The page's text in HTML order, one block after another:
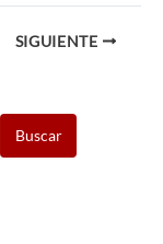
SIGUIENTE
Buscar